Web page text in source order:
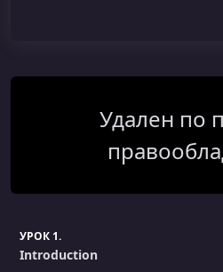
Удален по
УРОК 1.
Introduction